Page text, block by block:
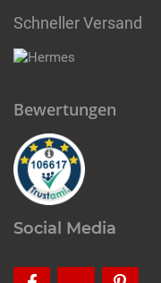
Schneller Versand
Bewertungen
Social Media